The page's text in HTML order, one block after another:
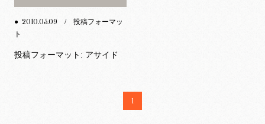
● 2010.05.09
/ 投稿フォーマッ
ト
投稿フォーマット: アサイド
1